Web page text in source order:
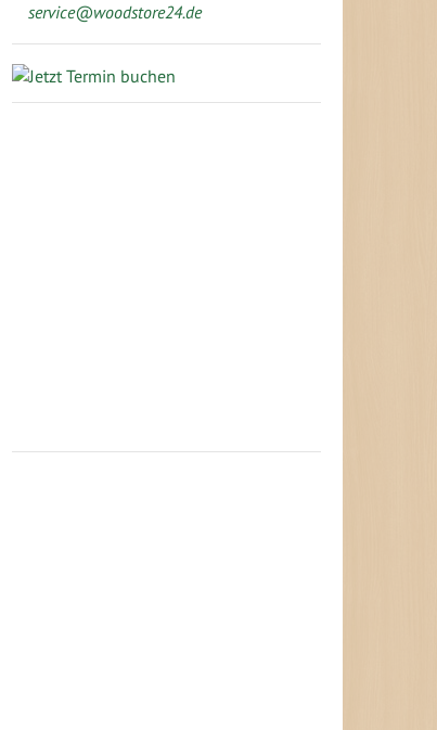
service@woodstore24.de